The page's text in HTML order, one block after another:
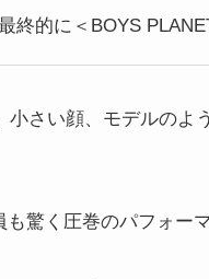
終的に＜BOYS
小さい顔、モデルの
驚く圧巻のパフォー